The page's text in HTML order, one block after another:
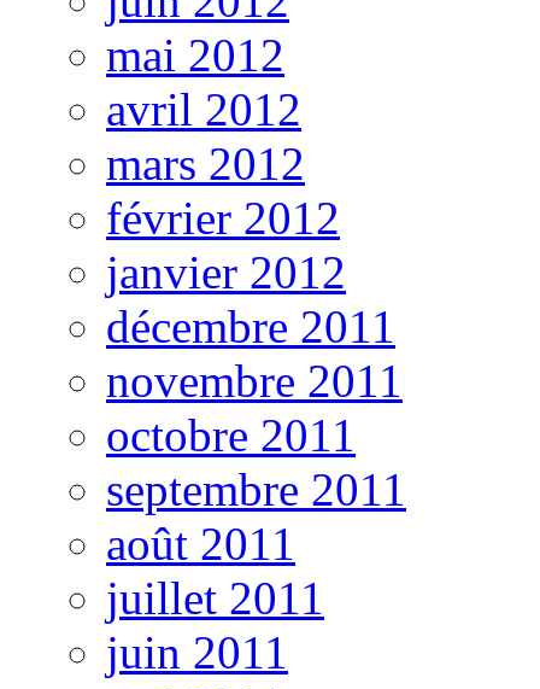
mai 2012
avril 2012
mars 2012
février 2012
janvier 2012
décembre 2011
novembre 2011
octobre 2011
septembre 2011
août 2011
juillet 2011
juin 2011